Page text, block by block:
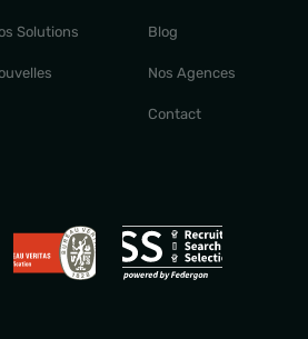
Solutions Blog
Nos Agences
Contact